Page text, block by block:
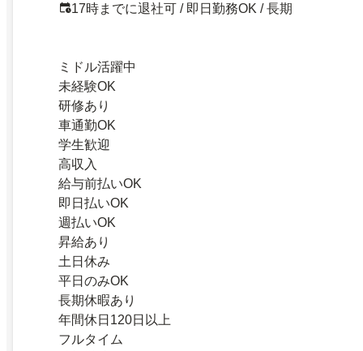
17時までに退社可 / 即日勤務OK / 長期
ミドル活躍中
未経験OK
研修あり
車通勤OK
学生歓迎
高収入
給与前払いOK
即日払いOK
週払いOK
昇給あり
土日休み
平日のみOK
長期休暇あり
年間休日120日以上
フルタイム